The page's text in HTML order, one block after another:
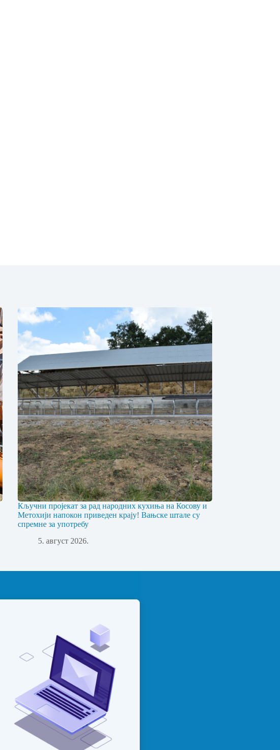
Кључни пројекат за рад народних кухиња на Косову и
Метохији напокон приведен крају! Вањске штале су
спремне за употребу
5. август 2026.